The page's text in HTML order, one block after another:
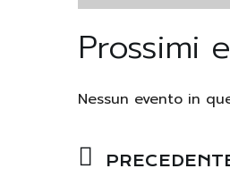
Prossimi
Nessun evento in